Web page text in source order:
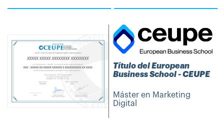
Título del European
Business School - CEUPE
Máster en Marketing
Digital